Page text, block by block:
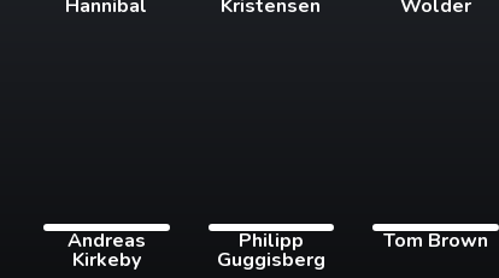
Hannibal Kristensen Wolder
Andreas
Kirkeby
Philipp
Guggisberg
Tom Brown